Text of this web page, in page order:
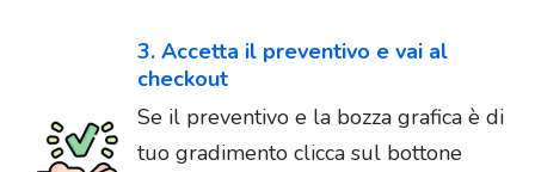
3. Accetta il preventivo e vai al
checkout
Se il preventivo e la bozza grafica è di
tuo gradimento clicca sul bottone